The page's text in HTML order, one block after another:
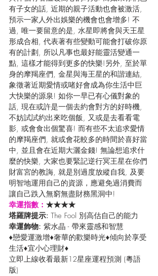
有子女的話, 近期的親子活動也會被激活,
預示一家人外出娛樂的機會也會增多! 不
過, 唯一要留意的是, 水星即將會與天王星
形成合相, 代表著有些變動可能會打破你原
有的計劃, 所以凡事也最好能靈活變通一
點, 這樣才能得到更多的快樂!另外, 至於單
身的摩羯座們, 金星與海王星的和諧連結,
象徵著近期愛情或啫好會成為你生活中巨
大快樂的源泉! 如你一早已有心儀對象的
話, 現在或許是一個去約會對方的好時機,
不妨試試約出來吃個飯, 又或是去看看電
影, 或會食出個驚喜! 而有些不太追求愛情
的摩羯座們, 就或會花較多的時間於喜好當
中, 並且會在近期大灑金錢! 無論想追求什
麼的快樂, 大家也要緊記逆行冥王星在你們
財富宮的教誨, 就是別過度放縱自我, 及要
明智地運用自己的資源，應避免過消費而
讓自己跌入無窮無盡財務黑洞中!
幸運指數： ★★★★
塔羅牌提示: The Fool 別高估自己的能力
幸運飾物: 紫水晶 - 帶來靈感和智慧
♦戀愛運激增♦奢華的歡樂時光♦傾向於享受
生活♦宜小心理財♦
立即上線收看最新12星座運程預測 (粵語
版)